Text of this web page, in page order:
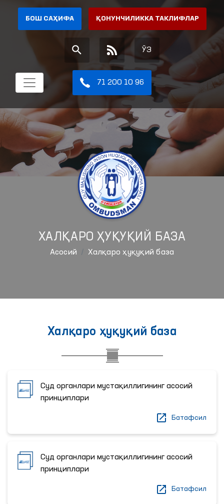
БОШ САҲИФА ҚОНУНЧИЛИККА ТАКЛИФЛАР
ЎЗ
71 200 10 96
ХАЛҚАРО ҲУҚУҚИЙ БАЗА
Aсосий Халқаро ҳуқуқий база
Халқаро ҳуқуқий база
Суд органлари мустақиллигининг асосий
принциплари
Батафсил
Суд органлари мустақиллигининг асосий
принциплари
Батафсил